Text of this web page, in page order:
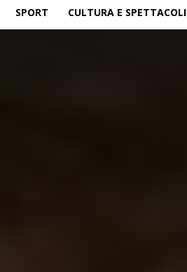
SPORT CULTURA E SPETTACOLI